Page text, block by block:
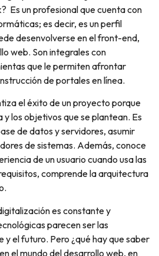
Es un profesional que cuenta con
es decir, es un perfil
desenvolverse en el front-end,
web. Son integrales con
que le permiten afrontar
de portales en línea.
el éxito de un proyecto porque
los objetivos que se plantean. Es
de datos y servidores, asumir
de sistemas. Además, conoce
de un usuario cuando usa las
comprende la arquitectura
es constante y
parecen ser las
y el futuro. Pero ¿qué hay que saber
el mundo del desarrollo web, en